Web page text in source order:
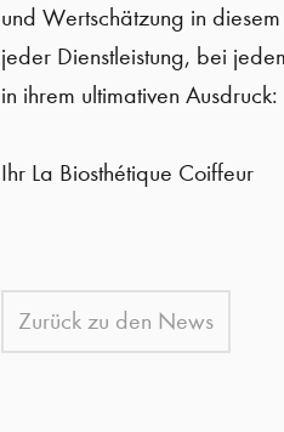
und Wertschätzung in
jeder Dienstleistung, bei
in ihrem ultimativen
Ihr La Biosthétique Coiffeur
Zurück zu den News